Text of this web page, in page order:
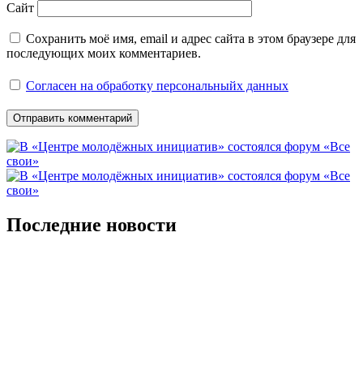
Сайт
Сохранить моё имя, email и адрес сайта в этом браузере для
последующих моих комментариев.
Согласен на обработку персональныйх данных
Последние новости